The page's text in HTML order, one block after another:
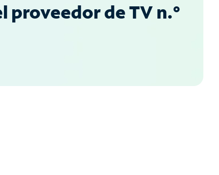
proveedor de TV n.°